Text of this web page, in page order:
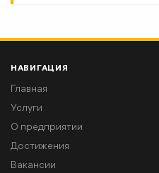
НАВИГАЦИЯ
Главная
Услуги
О предприятии
Достижения
Вакансии